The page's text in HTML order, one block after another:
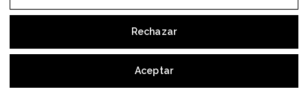
Todos los derechos © 2026 Comercio Teruel
Rechazar
Aceptar